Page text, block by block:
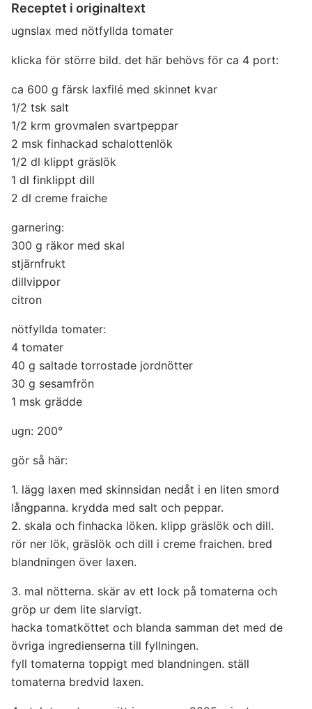
Receptet i originaltext
ugnslax med nötfyllda tomater
klicka för större bild. det här behövs för ca 4 port:
ca 600 g färsk laxfilé med skinnet kvar
1/2 tsk salt
1/2 krm grovmalen svartpeppar
2 msk finhackad schalottenlök
1/2 dl klippt gräslök
1 dl finklippt dill
2 dl creme fraiche
garnering:
300 g räkor med skal
stjärnfrukt
dillvippor
citron
nötfyllda tomater:
4 tomater
40 g saltade torrostade jordnötter
30 g sesamfrön
1 msk grädde
ugn: 200°
gör så här:
1. lägg laxen med skinnsidan nedåt i en liten smord
långpanna. krydda med salt och peppar.
2. skala och finhacka löken. klipp gräslök och dill.
rör ner lök, gräslök och dill i creme fraichen. bred
blandningen över laxen.
3. mal nötterna. skär av ett lock på tomaterna och
gröp ur dem lite slarvigt.
hacka tomatköttet och blanda samman det med de
övriga ingredienserna till fyllningen.
fyll tomaterna toppigt med blandningen. ställ
tomaterna bredvid laxen.